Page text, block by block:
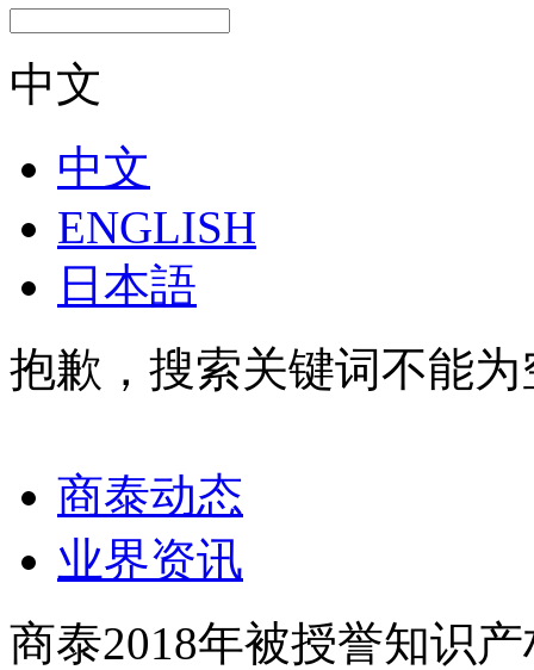
中文
中文
ENGLISH
日本語
抱歉，搜索关键词不能
商泰动态
业界资讯
商泰2018年被授誉知识